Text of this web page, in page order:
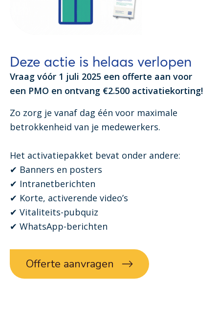
Deze actie is helaas verlopen
Vraag vóór 1 juli 2025 een offerte aan voor
een PMO en ontvang €2.500 activatiekorting!
Zo zorg je vanaf dag één voor maximale
betrokkenheid van je medewerkers.
Het activatiepakket bevat onder andere:
✔ Banners en posters
✔ Intranetberichten
✔ Korte, activerende video’s
✔ Vitaliteits-pubquiz
✔ WhatsApp-berichten
Offerte aanvragen